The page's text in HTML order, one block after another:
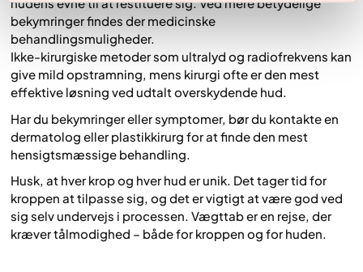
bekymringer findes der medicinske
behandlingsmuligheder.
Ikke-kirurgiske metoder som ultralyd og radiofrekvens kan
give mild opstramning, mens kirurgi ofte er den mest
effektive løsning ved udtalt overskydende hud.
Har du bekymringer eller symptomer, bør du kontakte en
dermatolog eller plastikkirurg for at finde den mest
hensigtsmæssige behandling.
Husk, at hver krop og hver hud er unik. Det tager tid for
kroppen at tilpasse sig, og det er vigtigt at være god ved
sig selv undervejs i processen. Vægttab er en rejse, der
kræver tålmodighed – både for kroppen og for huden.